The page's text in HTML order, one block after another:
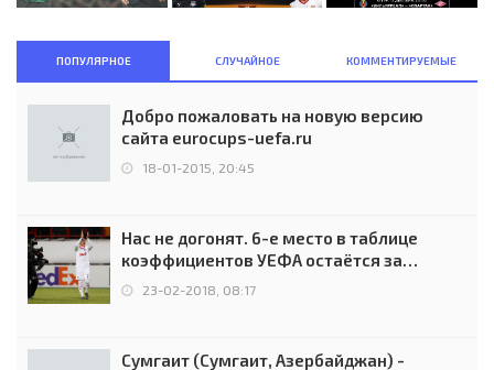
ПОПУЛЯРНОЕ СЛУЧАЙНОЕ КОММЕНТИРУЕМЫЕ
Добро пожаловать на новую версию
сайта eurocups-uefa.ru
18-01-2015, 20:45
Нас не догонят. 6-е место в таблице
коэффициентов УЕФА остаётся за
Россией
23-02-2018, 08:17
Сумгаит (Сумгаит, Азербайджан) -